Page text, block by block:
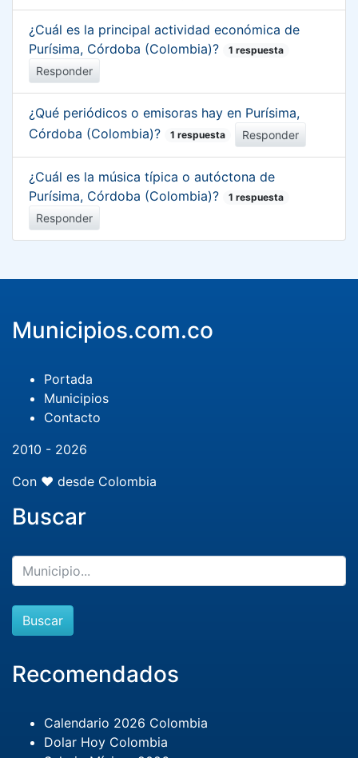
¿Cuál es la principal actividad económica de
Purísima, Córdoba (Colombia)?
1 respuesta
Responder
¿Qué periódicos o emisoras hay en Purísima,
Córdoba (Colombia)?
1 respuesta Responder
¿Cuál es la música típica o autóctona de
Purísima, Córdoba (Colombia)?
1 respuesta
Responder
Municipios.com.co
Portada
Municipios
Contacto
2010 - 2026
Con ❤️ desde Colombia
Buscar
Buscar
Recomendados
Calendario 2026 Colombia
Dolar Hoy Colombia